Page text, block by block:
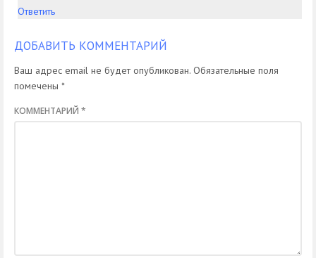
Ответить
ДОБАВИТЬ КОММЕНТАРИЙ
Ваш адрес email не будет опубликован. Обязательные поля
помечены *
КОММЕНТАРИЙ *